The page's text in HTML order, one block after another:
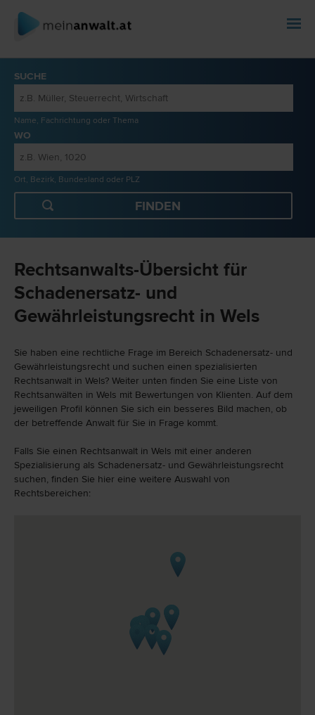
SUCHE
Name, Fachrichtung oder Thema
WO
Ort, Bezirk, Bundesland oder PLZ
Rechtsanwalts-Übersicht für
Schadenersatz- und
Gewährleistungsrecht in Wels
Sie haben eine rechtliche Frage im Bereich Schadenersatz- und
Gewährleistungsrecht und suchen einen spezialisierten
Rechtsanwalt in Wels? Weiter unten finden Sie eine Liste von
Rechtsanwälten in Wels mit Bewertungen von Klienten. Auf dem
jeweiligen Profil können Sie sich ein besseres Bild machen, ob
der betreffende Anwalt für Sie in Frage kommt.
Falls Sie einen Rechtsanwalt in Wels mit einer anderen
Spezialisierung als Schadenersatz- und Gewährleistungsrecht
suchen, finden Sie hier eine weitere Auswahl von
Rechtsbereichen: